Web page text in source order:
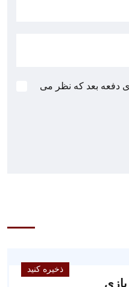
دفعه بعد که نظر می
ذخیره کنید